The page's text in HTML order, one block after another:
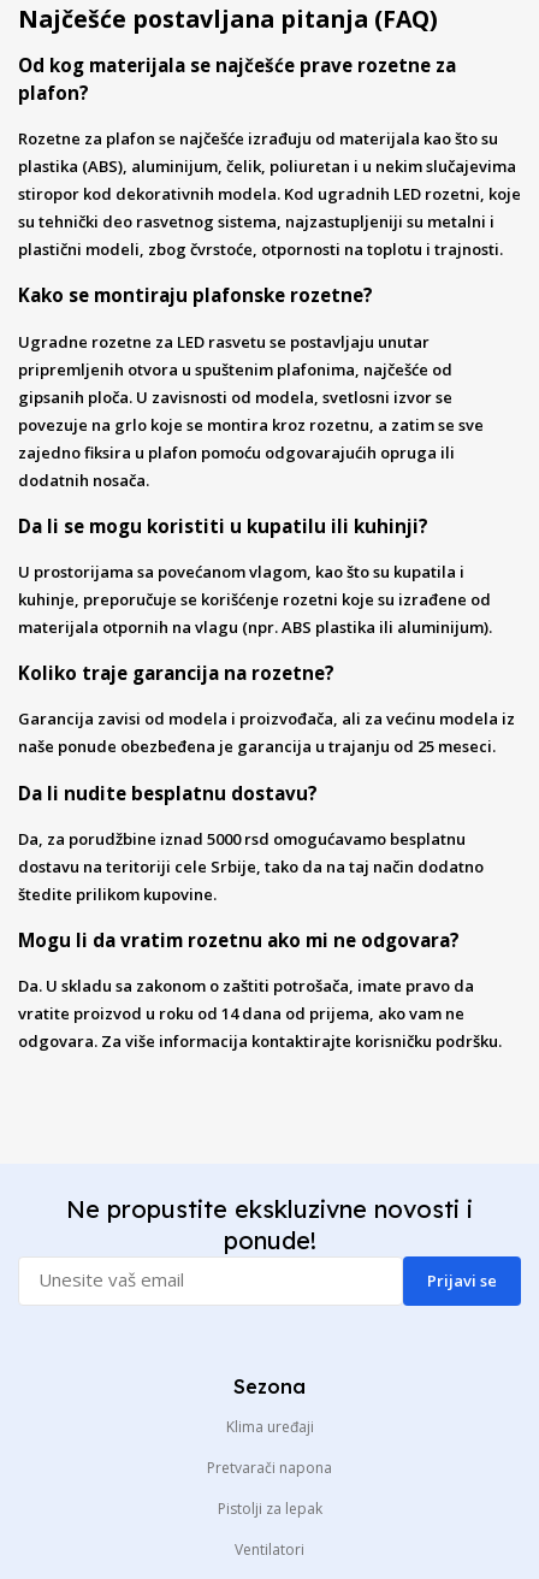
Najčešće postavljana pitanja (FAQ)
Od kog materijala se najčešće prave rozetne za
plafon?
Rozetne za plafon se najčešće izrađuju od materijala kao što su
plastika (ABS), aluminijum, čelik, poliuretan i u nekim slučajevima
stiropor kod dekorativnih modela. Kod ugradnih LED rozetni, koje
su tehnički deo rasvetnog sistema, najzastupljeniji su metalni i
plastični modeli, zbog čvrstoće, otpornosti na toplotu i trajnosti.
Kako se montiraju plafonske rozetne?
Ugradne rozetne za LED rasvetu se postavljaju unutar
pripremljenih otvora u spuštenim plafonima, najčešće od
gipsanih ploča. U zavisnosti od modela, svetlosni izvor se
povezuje na grlo koje se montira kroz rozetnu, a zatim se sve
zajedno fiksira u plafon pomoću odgovarajućih opruga ili
dodatnih nosača.
Da li se mogu koristiti u kupatilu ili kuhinji?
U prostorijama sa povećanom vlagom, kao što su kupatila i
kuhinje, preporučuje se korišćenje rozetni koje su izrađene od
materijala otpornih na vlagu (npr. ABS plastika ili aluminijum).
Koliko traje garancija na rozetne?
Garancija zavisi od modela i proizvođača, ali za većinu modela iz
naše ponude obezbeđena je garancija u trajanju od 25 meseci.
Da li nudite besplatnu dostavu?
Da, za porudžbine iznad 5000 rsd omogućavamo besplatnu
dostavu na teritoriji cele Srbije, tako da na taj način dodatno
štedite prilikom kupovine.
Mogu li da vratim rozetnu ako mi ne odgovara?
Da. U skladu sa zakonom o zaštiti potrošača, imate pravo da
vratite proizvod u roku od 14 dana od prijema, ako vam ne
odgovara. Za više informacija kontaktirajte korisničku podršku.
Ne propustite ekskluzivne novosti i
ponude!
Prijavi se
Sezona
Klima uređaji
Pretvarači napona
Pistolji za lepak
Ventilatori